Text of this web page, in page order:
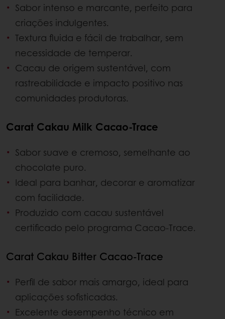
Sabor intenso e marcante, perfeito para
criações indulgentes.
Textura fluida e fácil de trabalhar, sem
necessidade de temperar.
Cacau de origem sustentável, com
rastreabilidade e impacto positivo nas
comunidades produtoras.
Carat Cakau Milk Cacao-Trace
Sabor suave e cremoso, semelhante ao
chocolate puro.
Ideal para banhar, decorar e aromatizar
com facilidade.
Produzido com cacau sustentável
certificado pelo programa Cacao-Trace.
Carat Cakau Bitter Cacao-Trace
Perfil de sabor mais amargo, ideal para
aplicações sofisticadas.
Excelente desempenho técnico em